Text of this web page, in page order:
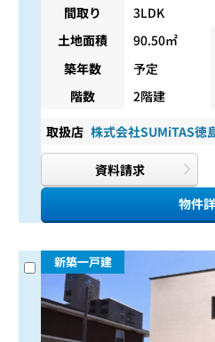
間取り
3LDK
土地面積
90.50㎡
築年数
予定
階数
2階建
取扱店 株式会社SUMiTAS徳
資料請求
物件
新築一戸建